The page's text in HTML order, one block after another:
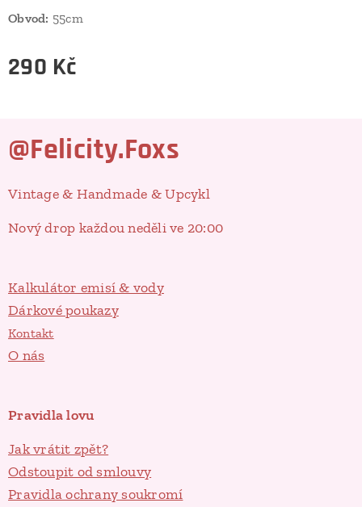
Obvod: 55cm
290 Kč
@Felicity.Foxs
Vintage & Handmade & Upcykl
Nový drop každou neděli ve 20:00
Kalkulátor emisí & vody
Dárkové poukazy
Kontakt
O nás
Pravidla lovu
Jak vrátit zpět?
Odstoupit od smlouvy
Pravidla ochrany soukromí